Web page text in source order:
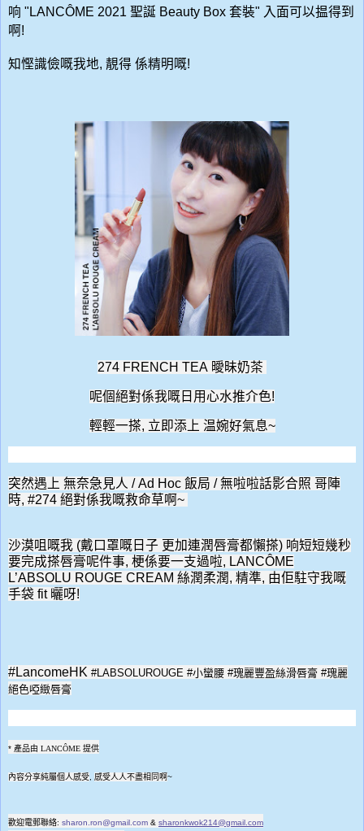
响 "LANCÔME 2021 聖誕 Beauty Box 套裝" 入面可以揾得到
啊!
知慳識儉嘅我地, 靚得 係精明嘅!
274 FRENCH TEA 曖昧奶茶
呢個絕對係我嘅日用心水推介色!
輕輕一搽, 立即添上 温婉好氣息~
突然遇上 無奈急見人 / Ad Hoc 飯局 / 無啦啦話影合照 哥陣
時, #274 絕對係我嘅救命草啊~
沙漠咀嘅我 (戴口罩嘅日子 更加連潤唇膏都懶搽) 响短短幾秒
要完成搽唇膏呢件事, 梗係要一支過啦, LANCÔME
L’ABSOLU ROUGE CREAM 絲潤柔潤, 精準, 由佢駐守我嘅
手袋 fit 曬呀!
#LancomeHK #LABSOLUROUGE #小蠻腰 #瑰麗豐盈絲滑唇膏 #瑰麗
絕色啞緻唇膏
* 產品由 LANCÔME 提供
內容分享純屬個人感受, 感受人人不盡相同啊~
歡迎電郵聯絡: sharon.ron@gmail.com & sharonkwok214@gmail.com